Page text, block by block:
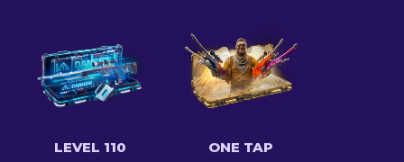
LEVEL 110
ONE TAP